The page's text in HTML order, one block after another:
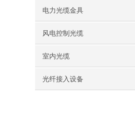
电力光缆金具
风电控制光缆
室内光缆
光纤接入设备